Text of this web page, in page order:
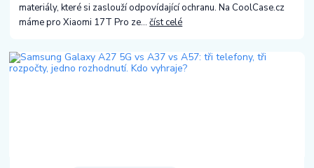
materiály, které si zaslouží odpovídající ochranu. Na CoolCase.cz
máme pro Xiaomi 17T Pro ze...číst celé